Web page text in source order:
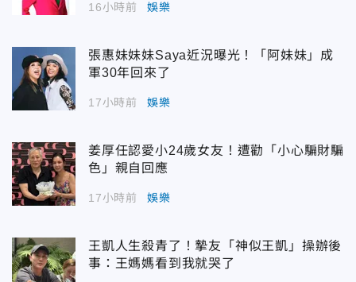
16小時前 娛樂
張惠妹妹妹Saya近況曝光！「阿妹妹」成
軍30年回來了
17小時前 娛樂
姜厚任認愛小24歲女友！遭勸「小心騙財騙
色」親自回應
17小時前 娛樂
王凱人生殺青了！摯友「神似王凱」操辦後
事：王媽媽看到我就哭了